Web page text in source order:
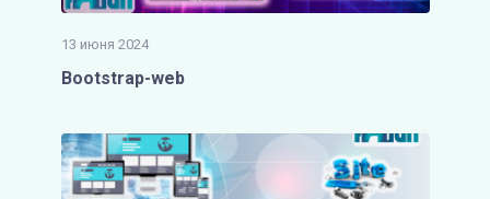
13 июня 2024
Bootstrap-web